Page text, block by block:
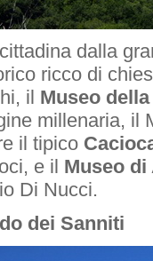
dalla
ricco di
il Museo
millenaria, il
il tipico
e il Museo di
Di Nucci.
dei Sanniti